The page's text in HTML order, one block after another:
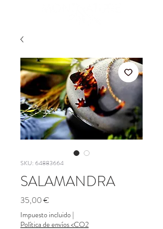
SKU: 64883664
SALAMANDRA
35,00 €
Impuesto incluido |
Política de envíos <CO2